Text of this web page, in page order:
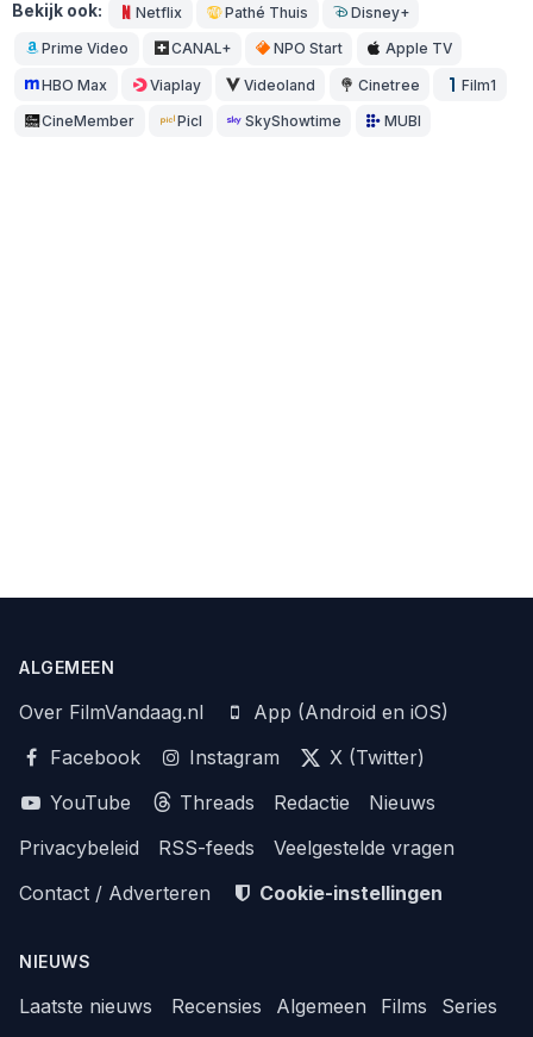
Bekijk ook: Netflix Pathé Thuis Disney+
Prime Video CANAL+ NPO Start Apple TV
HBO Max Viaplay Videoland Cinetree Film1
CineMember Picl SkyShowtime MUBI
ALGEMEEN
Over FilmVandaag.nl
App (Android en iOS)
Facebook
Instagram
X (Twitter)
YouTube
Threads Redactie
Nieuws
Privacybeleid
RSS-feeds
Veelgestelde vragen
Contact / Adverteren
Cookie-instellingen
NIEUWS
Laatste nieuws Recensies Algemeen Films
Series